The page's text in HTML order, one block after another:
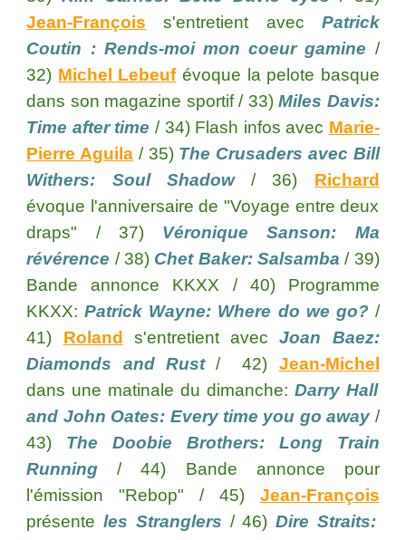
Jean-François s'entretient avec Patrick
Coutin : Rends-moi mon coeur gamine /
32) Michel Lebeuf évoque la pelote basque
dans son magazine sportif / 33)Miles Davis:
Time after time / 34) Flash infos avec Marie-
Pierre Aguila / 35) The Crusaders avec Bill
Withers: Soul Shadow/ 36) Richard
évoque l'anniversaire de "Voyage entre deux
draps" / 37) Véronique Sanson: Ma
révérence / 38) Chet Baker: Salsamba / 39)
Bande annonce KKXX / 40) Programme
KKXX:Patrick Wayne: Where do we go?/
41) Roland s'entretient avecJoan Baez:
Diamonds and Rust/ 42) Jean-Michel
dans une matinale du dimanche: Darry Hall
and John Oates: Every time you go away /
43) The Doobie Brothers: Long Train
Running / 44) Bande annonce pour
l'émission "Rebop" / 45) Jean-François
présenteles Stranglers / 46)Dire Straits: